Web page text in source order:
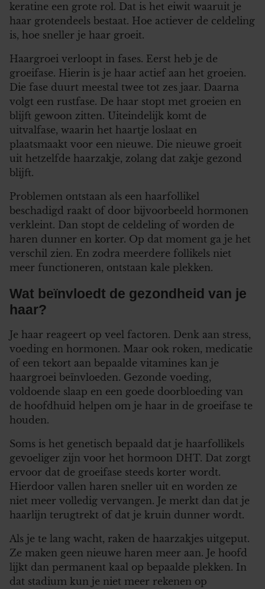
keratine een grote rol. Dat is het eiwit waaruit je
haar grotendeels bestaat. Hoe actiever de celdeling
is, hoe sneller je haar groeit.
Haargroei verloopt in fases. Eerst heb je de
groeifase. Hierin is je haar actief aan het groeien.
Die fase duurt meestal twee tot zes jaar. Daarna
volgt een rustfase. De haar stopt met groeien en
blijft gewoon zitten. Uiteindelijk komt de
uitvalfase, waarin het haartje loslaat en
plaatsmaakt voor een nieuwe. Die nieuwe groeit
uit hetzelfde haarzakje, zolang dat zakje gezond
blijft.
Problemen ontstaan als een haarfollikel
beschadigd raakt of door bijvoorbeeld hormonen
verkleint. Dan stopt de celdeling of worden de
haren dunner en korter. Op dat moment ga je het
verschil zien. En zodra meerdere follikels niet
meer functioneren, ontstaan kale plekken.
Wat beïnvloedt de gezondheid van je
haar?
Je haar reageert op veel factoren. Denk aan stress,
voeding en hormonen. Maar ook roken, medicatie
of een tekort aan bepaalde vitamines kan je
haargroei beïnvloeden. Gezonde voeding,
voldoende slaap en een goede doorbloeding van
de hoofdhuid helpen om je haar in de groeifase te
houden.
Soms is het genetisch bepaald dat je haarfollikels
gevoeliger zijn voor het hormoon DHT. Dat zorgt
ervoor dat de groeifase steeds korter wordt.
Hierdoor vallen haren sneller uit en worden ze
niet meer volledig vervangen. Je merkt dan dat je
haarlijn terugtrekt of dat je kruin dunner wordt.
Als je te lang wacht, raken de haarzakjes uitgeput.
Ze maken geen nieuwe haren meer aan. Je hoofd
lijkt dan permanent kaal op bepaalde plekken. In
dat stadium kun je niet meer rekenen op